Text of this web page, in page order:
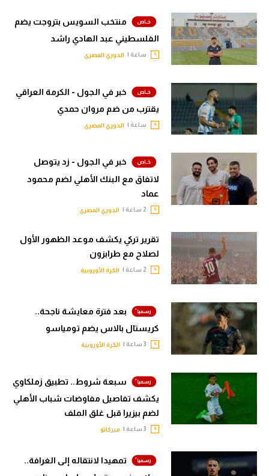
منتخب السويس بتروجت يضم
الفلسطيني عبد الهادي راشد
ساعة | الدوري المصري
خبر في الجول - الكرمة العراقي
يقترب من ضم مروان حمدي
ساعة | الدوري المصري
خبر في الجول - زد يتوصل
لاتفاق مع البنك الأهلي لضم محمود
عماد
الدوري المصري
تقرير تركي يكشف موعد الظهور الأول
لصلاح مع طرابزون
الكرة الأوروبية
بعد فترة معايشة ناجحة..
كريستال بالاس يضم تومياسو
الكرة الأوروبية
سبعة شروط.. تطبيق زملكاوي
يكشف تفاصيل مفاوضات شباب الأهلي
لضم بيزيرا قبل غلق الملف
ميركاتو
تمهيدا لانتقاله إلى الغرافة..